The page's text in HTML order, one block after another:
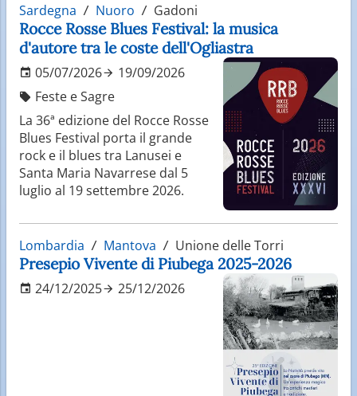
Sardegna Nuoro Gadoni
Rocce Rosse Blues Festival: la musica
d'autore tra le coste dell'Ogliastra
05/07/2026
19/09/2026
Feste e Sagre
La 36ª edizione del Rocce Rosse
Blues Festival porta il grande
rock e il blues tra Lanusei e
Santa Maria Navarrese dal 5
luglio al 19 settembre 2026.
Lombardia Mantova Unione delle Torri
Presepio Vivente di Piubega 2025-2026
24/12/2025 25/12/2026